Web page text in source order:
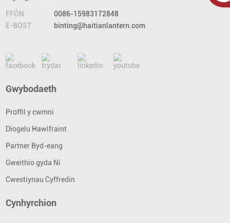
FFÔN
0086-15983172848
E-BOST
binting@haitianlantern.com
Gwybodaeth
Proffil y cwmni
Diogelu Hawlfraint
Partner Byd-eang
Gweithio gyda Ni
Cwestiynau Cyffredin
Cynhyrchion